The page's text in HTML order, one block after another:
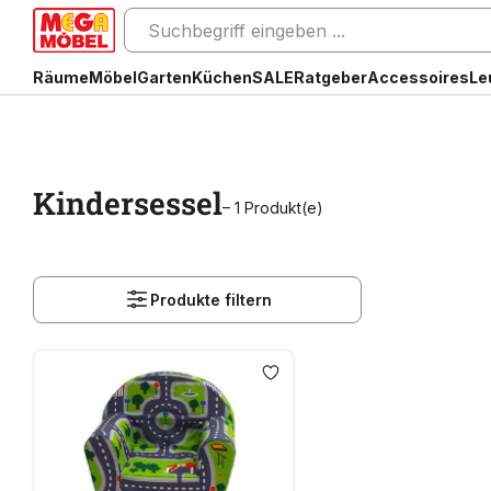
RäumeMöbelGartenKüchenSALERatgeberAccessoires
Kindersessel– 1 Produkt(e)
Produkte filtern